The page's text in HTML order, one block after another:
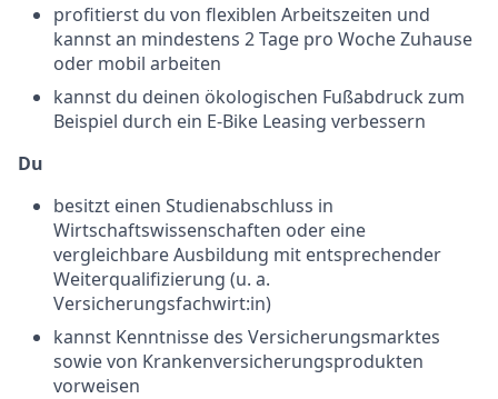
profitierst du von flexiblen Arbeitszeiten und
kannst an mindestens 2 Tage pro Woche Zuhause
oder mobil arbeiten
kannst du deinen ökologischen Fußabdruck zum
Beispiel durch ein E-Bike Leasing verbessern
Du
besitzt einen Studienabschluss in
Wirtschaftswissenschaften oder eine
vergleichbare Ausbildung mit entsprechender
Weiterqualifizierung (u. a.
Versicherungsfachwirt:in)
kannst Kenntnisse des Versicherungsmarktes
sowie von Krankenversicherungsprodukten
vorweisen